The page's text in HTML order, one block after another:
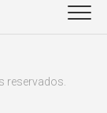
reservados.